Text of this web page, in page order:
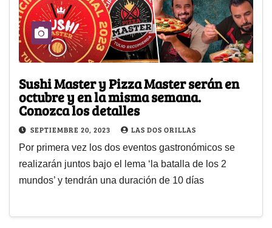
Sushi Master y Pizza Master serán en
octubre y en la misma semana.
Conozca los detalles
SEPTIEMBRE 20, 2023 LAS DOS ORILLAS
Por primera vez los dos eventos gastronómicos se
realizarán juntos bajo el lema ‘la batalla de los 2
mundos’ y tendrán una duración de 10 días